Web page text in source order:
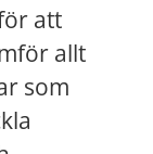
att
allt
som